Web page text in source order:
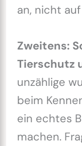
an, nicht
Zweitens:
Tierschutz
unzählige
beim
ein echtes
machen.